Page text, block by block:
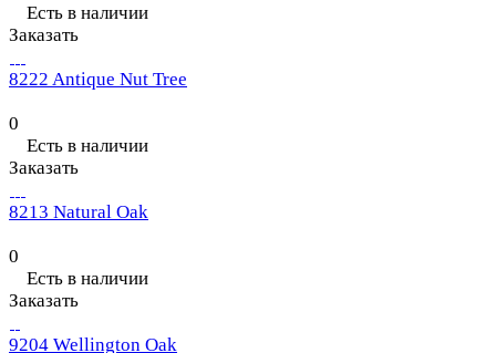
Есть в наличии
Заказать
8222 Antique Nut Tree
0
Есть в наличии
Заказать
8213 Natural Oak
0
Есть в наличии
Заказать
9204 Wellington Oak